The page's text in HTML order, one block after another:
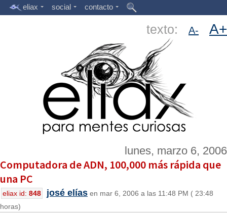
eliax social contacto
texto: A- A+
lunes, marzo 6, 2006
Computadora de ADN, 100,000 más rápida que
una PC
eliax id: 848 josé elías en mar 6, 2006 a las 11:48 PM ( 23:48
horas)